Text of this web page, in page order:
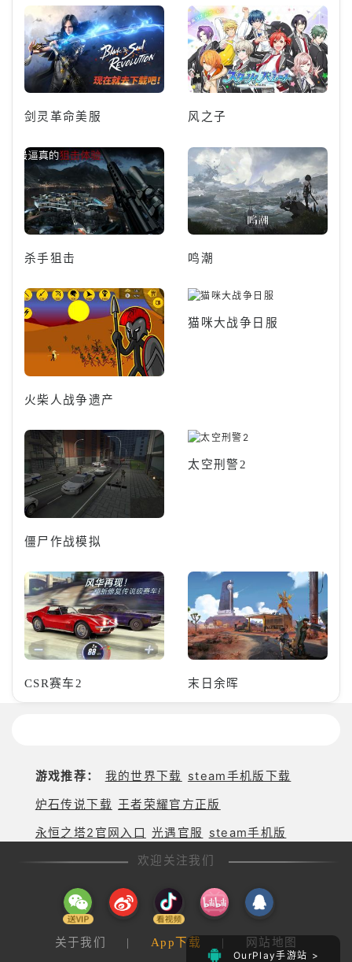
OurPlay手游站 >
剑灵革命美服 风之子
杀手狙击 鸣潮
火柴人战争遗产
猫咪大战争日服
僵尸作战模拟
太空刑警2
CSR赛车2 末日余晖
游戏推荐： 我的世界下载 steam手机版下载
炉石传说下载 王者荣耀官方正版
永恒之塔2官网入口 光遇官服
steam手机版
欢迎关注我们
关于我们 | App下载 | 网站地图